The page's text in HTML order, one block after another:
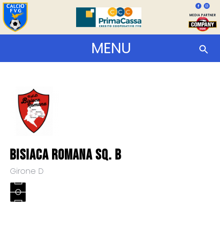
MEDIA PARTNER
MENU
Bisiaca Romana Sq. B
Girone D